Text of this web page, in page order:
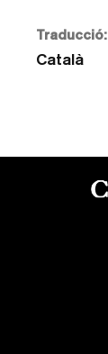
Traducció:
Català